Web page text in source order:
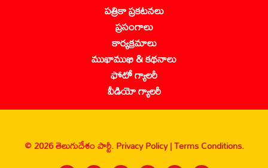
పత్రికా ప్రకటనలు
ప్రసంగాలు
కార్యక్రమాలు
ముఖాముఖి & కథనాలు
ఫోటో గ్యాలరీ
వీడియో గ్యాలరీ
© 2026 తెలుగుదేశం పార్టీ.Privacy Policy |Terms Conditions.